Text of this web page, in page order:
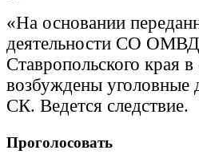
«На основании
деятельности СО ОМВД
Ставропольского края
возбуждены
СК. Ведется следствие.
Проголосовать